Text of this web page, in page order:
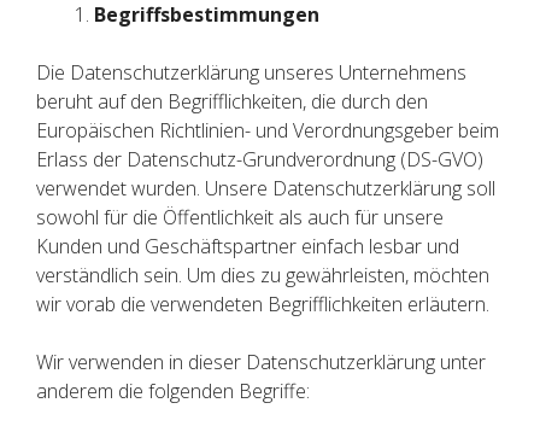
Begriffsbestimmungen
Die Datenschutzerklärung unseres Unternehmens
beruht auf den Begrifflichkeiten, die durch den
Europäischen Richtlinien- und Verordnungsgeber beim
Erlass der Datenschutz-Grundverordnung (DS-GVO)
verwendet wurden. Unsere Datenschutzerklärung soll
sowohl für die Öffentlichkeit als auch für unsere
Kunden und Geschäftspartner einfach lesbar und
verständlich sein. Um dies zu gewährleisten, möchten
wir vorab die verwendeten Begrifflichkeiten erläutern.
Wir verwenden in dieser Datenschutzerklärung unter
anderem die folgenden Begriffe: